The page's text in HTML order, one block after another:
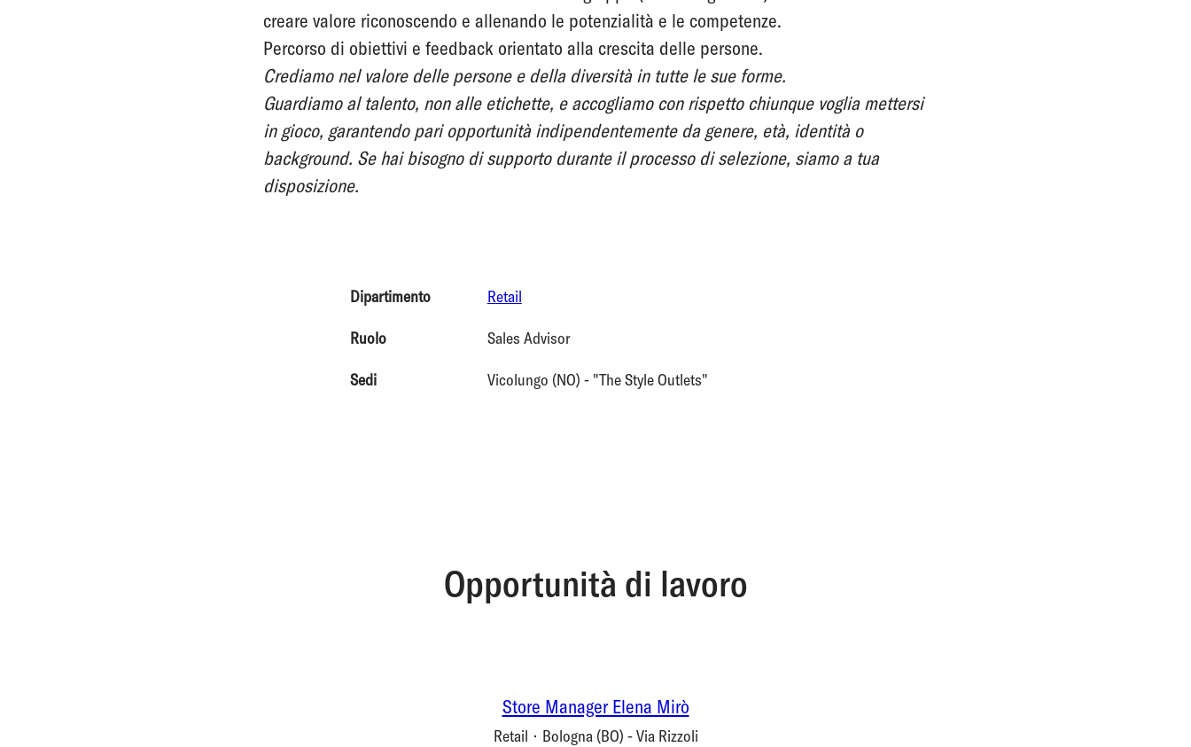
creare valore riconoscendo e allenando le potenzialità e le competenze.
Percorso di obiettivi e feedback orientato alla crescita delle persone.
Crediamo nel valore delle persone e della diversità in tutte le sue forme.
Guardiamo al talento, non alle etichette, e accogliamo con rispetto chiunque voglia mettersi
in gioco, garantendo pari opportunità indipendentemente da genere, età, identità o
background. Se hai bisogno di supporto durante il processo di selezione, siamo a tua
disposizione.
Dipartimento Retail
Ruolo Sales Advisor
Sedi Vicolungo (NO) - "The Style Outlets"
Opportunità di lavoro
Store Manager Elena Mirò
Retail · Bologna (BO) - Via Rizzoli